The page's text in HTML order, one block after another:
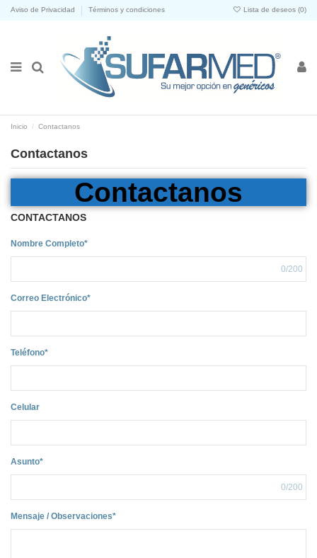
Aviso de Privacidad Términos y condiciones Lista de deseos (0)
Inicio Contactanos
Contactanos
Contactanos
CONTACTANOS
Nombre Completo*
0/200
Correo Electrónico*
Teléfono*
Celular
Asunto*
0/200
Mensaje / Observaciones*